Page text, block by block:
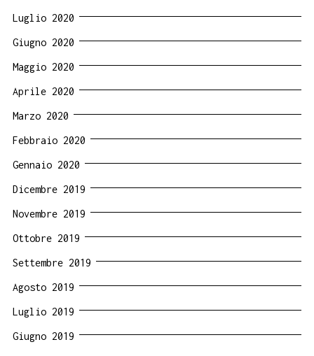
Luglio 2020
Giugno 2020
Maggio 2020
Aprile 2020
Marzo 2020
Febbraio 2020
Gennaio 2020
Dicembre 2019
Novembre 2019
Ottobre 2019
Settembre 2019
Agosto 2019
Luglio 2019
Giugno 2019